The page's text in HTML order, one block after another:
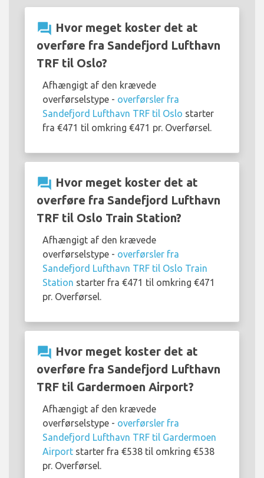
question_answer Hvor meget koster det at
overføre fra Sandefjord Lufthavn
TRF til Oslo?
Afhængigt af den krævede
overførselstype - overførsler fra
Sandefjord Lufthavn TRF til Oslo starter
fra €471 til omkring €471 pr. Overførsel.
question_answer Hvor meget koster det at
overføre fra Sandefjord Lufthavn
TRF til Oslo Train Station?
Afhængigt af den krævede
overførselstype - overførsler fra
Sandefjord Lufthavn TRF til Oslo Train
Station starter fra €471 til omkring €471
pr. Overførsel.
question_answer Hvor meget koster det at
overføre fra Sandefjord Lufthavn
TRF til Gardermoen Airport?
Afhængigt af den krævede
overførselstype - overførsler fra
Sandefjord Lufthavn TRF til Gardermoen
Airport starter fra €538 til omkring €538
pr. Overførsel.